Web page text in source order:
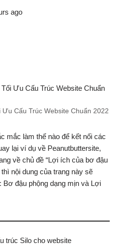
ago
Cấu Trúc Website Chuẩn 2022
mắc làm thế nào để kết nối các
lại ví dụ về Peanutbuttersite,
về chủ đề “Lợi ích của bơ đậu
nội dung của trang này sẽ
Bơ đậu phộng dạng mịn và Lợi
trúc Silo cho website